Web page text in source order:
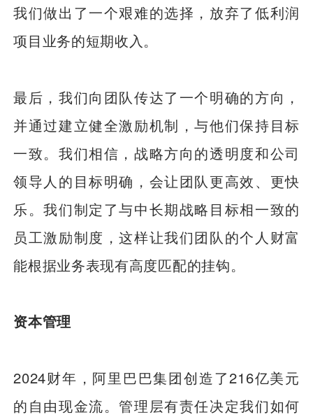
我们做出了一个艰难的选择，放弃了低利润
项目业务的短期收入。
最后，我们向团队传达了一个明确的方向，
并通过建立健全激励机制，与他们保持目标
一致。我们相信，战略方向的透明度和公司
领导人的目标明确，会让团队更高效、更快
乐。我们制定了与中长期战略目标相一致的
员工激励制度，这样让我们团队的个人财富
能根据业务表现有高度匹配的挂钩。
资本管理
2024财年，阿里巴巴集团创造了216亿美元
的自由现金流。管理层有责任决定我们如何